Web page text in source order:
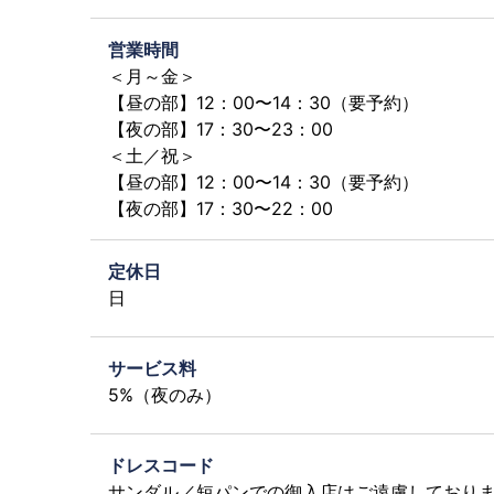
営業時間
＜月～金＞
【昼の部】12：00〜14：30（要予約）
【夜の部】17：30〜23：00
＜土／祝＞
【昼の部】12：00〜14：30（要予約）
【夜の部】17：30〜22：00
定休日
日
サービス料
5%（夜のみ）
ドレスコード